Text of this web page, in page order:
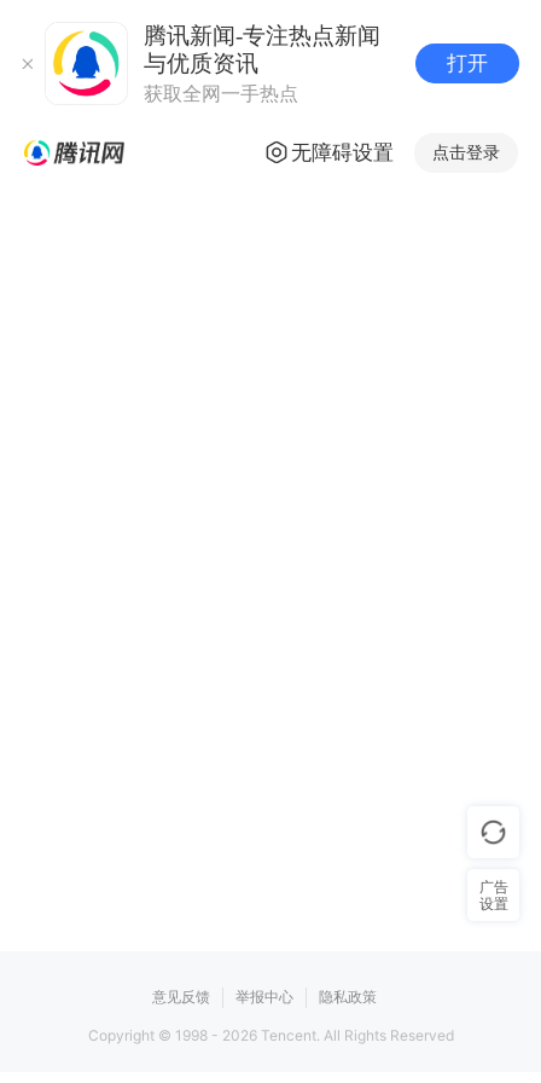
腾讯新闻-专注热点新闻
与优质资讯
获取全网一手热点
打开
无障碍设置 点击登录
意见反馈 举报中心 隐私政策
Copyright © 1998 - 2026Tencent. All Rights Reserved
广告
设置